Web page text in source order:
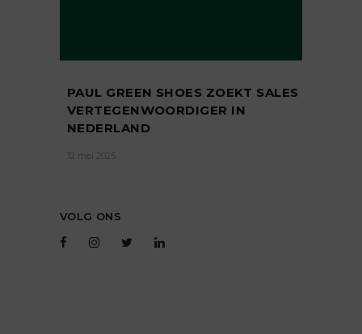
PAUL GREEN SHOES ZOEKT SALES
VERTEGENWOORDIGER IN
NEDERLAND
12 mei 2025
VOLG ONS